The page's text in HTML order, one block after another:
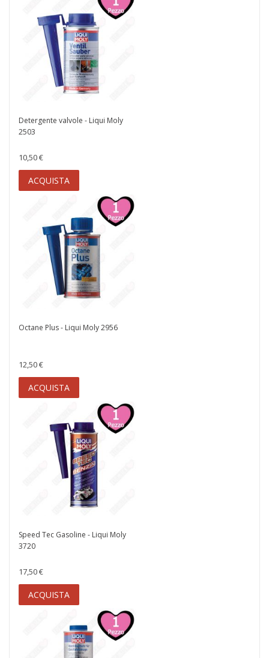
Detergente valvole - Liqui Moly
2503
10,50 €
ACQUISTA
Octane Plus - Liqui Moly 2956
12,50 €
ACQUISTA
Speed Tec Gasoline - Liqui Moly
3720
17,50 €
ACQUISTA